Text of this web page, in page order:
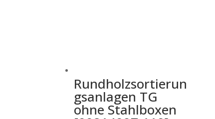
Rundholzsortierun
gsanlagen TG
ohne Stahlboxen